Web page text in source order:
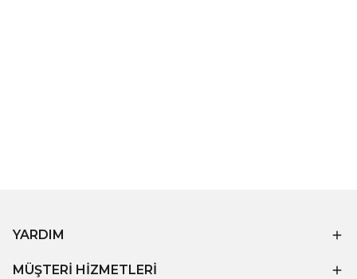
YARDIM
MÜŞTERİ HİZMETLERİ